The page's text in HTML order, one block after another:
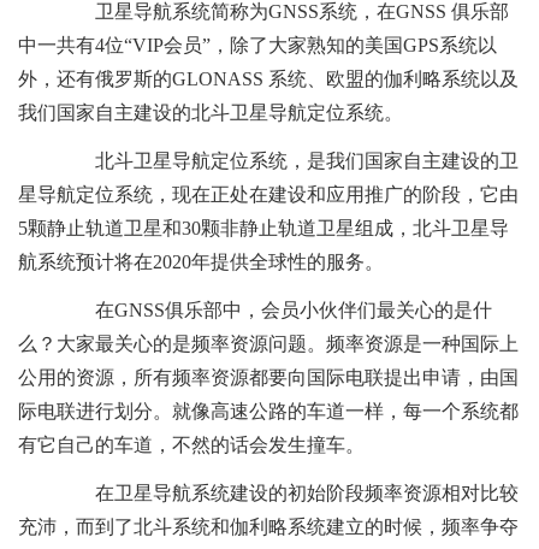
卫星导航系统简称为GNSS系统，在GNSS 俱乐部
中一共有4位“VIP会员”，除了大家熟知的美国GPS系统以
外，还有俄罗斯的GLONASS 系统、欧盟的伽利略系统以及
我们国家自主建设的北斗卫星导航定位系统。
北斗卫星导航定位系统，是我们国家自主建设的卫
星导航定位系统，现在正处在建设和应用推广的阶段，它由
5颗静止轨道卫星和30颗非静止轨道卫星组成，北斗卫星导
航系统预计将在2020年提供全球性的服务。
在GNSS俱乐部中，会员小伙伴们最关心的是什
么？大家最关心的是频率资源问题。频率资源是一种国际上
公用的资源，所有频率资源都要向国际电联提出申请，由国
际电联进行划分。就像高速公路的车道一样，每一个系统都
有它自己的车道，不然的话会发生撞车。
在卫星导航系统建设的初始阶段频率资源相对比较
充沛，而到了北斗系统和伽利略系统建立的时候，频率争夺